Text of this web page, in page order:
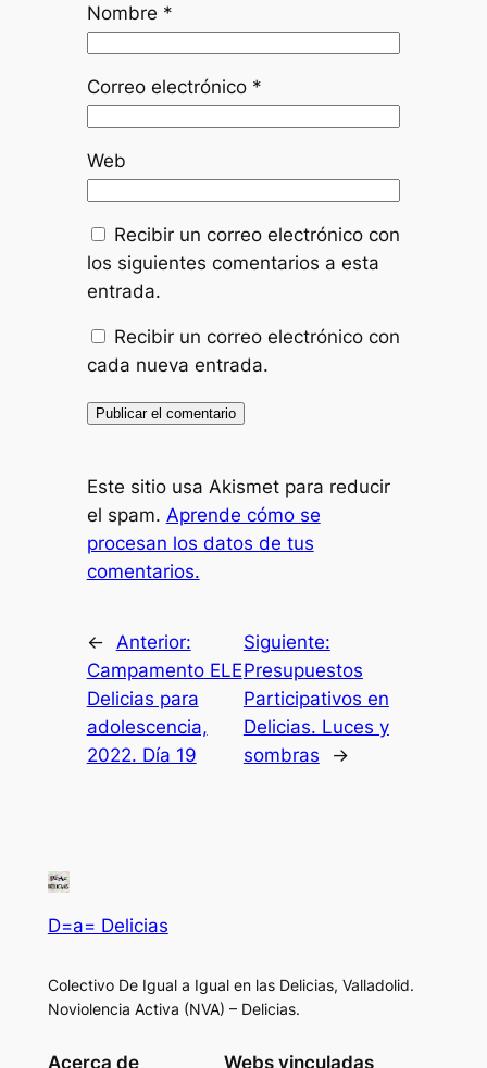
Nombre *
Correo electrónico *
Web
Recibir un correo electrónico con
los siguientes comentarios a esta
entrada.
Recibir un correo electrónico con
cada nueva entrada.
Este sitio usa Akismet para reducir
el spam. Aprende cómo se
procesan los datos de tus
comentarios.
←
Anterior:
Campamento ELE
Delicias para
adolescencia,
2022. Día 19
Siguiente:
Presupuestos
Participativos en
Delicias. Luces y
sombras
→
D=a= Delicias
Colectivo De Igual a Igual en las Delicias, Valladolid.
Noviolencia Activa (NVA) – Delicias.
Acerca de Webs vinculadas